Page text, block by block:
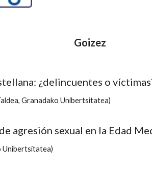
Goizez
¿delincuentes o
Granadako Unibertsitatea)
agresión sexual en la Edad
Unibertsitatea)